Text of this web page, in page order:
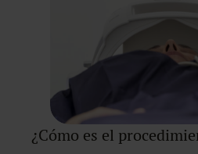
¿Cómo es el